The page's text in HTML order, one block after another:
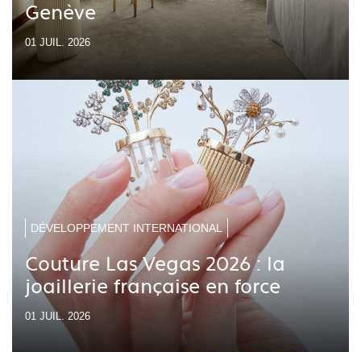
Genève
01 JUIL. 2026
DÉVELOPPEMENT INTERNATIONAL
Couture Las Vegas 2026 : la
joaillerie française en force
01 JUIL. 2026